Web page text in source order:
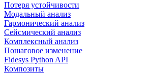
Потеря устойчивости
Модальный анализ
Гармонический анализ
Сейсмический анализ
Комплексный анализ
Пошаговое изменение
Fidesys Python API
Композиты